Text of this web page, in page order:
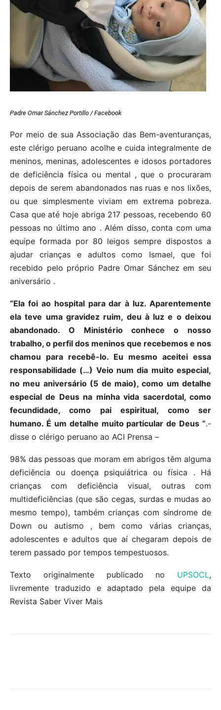
Padre Omar Sánchez Portillo / Facebook
Por meio de sua Associação das Bem-aventuranças,
este clérigo peruano acolhe e cuida integralmente de
meninos, meninas, adolescentes e idosos portadores
de deficiência física ou mental , que o procuraram
depois de serem abandonados nas ruas e nos lixões,
ou que simplesmente viviam em extrema pobreza.
Casa que até hoje abriga 217 pessoas, recebendo 60
pessoas no último ano . Além disso, conta com uma
equipe formada por 80 leigos sempre dispostos a
ajudar crianças e adultos como Ismael, que foi
recebido pelo próprio Padre Omar Sánchez em seu
aniversário .
“Ela foi ao hospital para dar à luz. Aparentemente
ela teve uma gravidez ruim, deu à luz e o deixou
abandonado. O Ministério conhece o nosso
trabalho, o perfil dos meninos que recebemos e nos
chamou para recebê-lo. Eu mesmo aceitei essa
responsabilidade (…) Veio num dia muito especial,
no meu aniversário (5 de maio), como um detalhe
especial de Deus na minha vida sacerdotal, como
fecundidade, como pai espiritual, como ser
humano. É um detalhe muito particular de Deus ”.-
disse o clérigo peruano ao ACI Prensa –
98% das pessoas que moram em abrigos têm alguma
deficiência ou doença psiquiátrica ou física . Há
crianças com deficiência visual, outras com
multideficiências (que são cegas, surdas e mudas ao
mesmo tempo), também crianças com síndrome de
Down ou autismo , bem como várias crianças,
adolescentes e adultos que aí chegaram depois de
terem passado por tempos tempestuosos.
Texto originalmente publicado no UPSOCL,
livremente traduzido e adaptado pela equipe da
Revista Saber Viver Mais